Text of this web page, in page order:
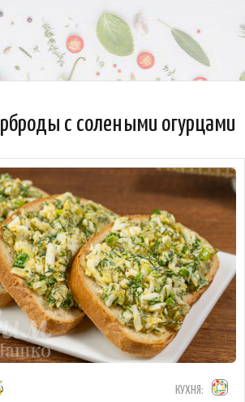
с солеными огурцами
КУХНЯ: